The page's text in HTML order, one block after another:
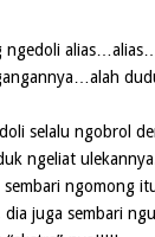
ngedoli
selalu ngobrol
ngeliat
ngomong
juga sembari